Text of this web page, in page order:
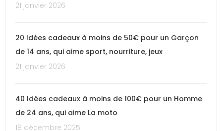
21 janvier 2026
20 Idées cadeaux à moins de 50€ pour un Garçon
de 14 ans, qui aime sport, nourriture, jeux
21 janvier 2026
40 Idées cadeaux à moins de 100€ pour un Homme
de 24 ans, qui aime La moto
18 décembre 2025